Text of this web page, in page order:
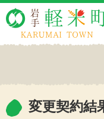
変更契約結